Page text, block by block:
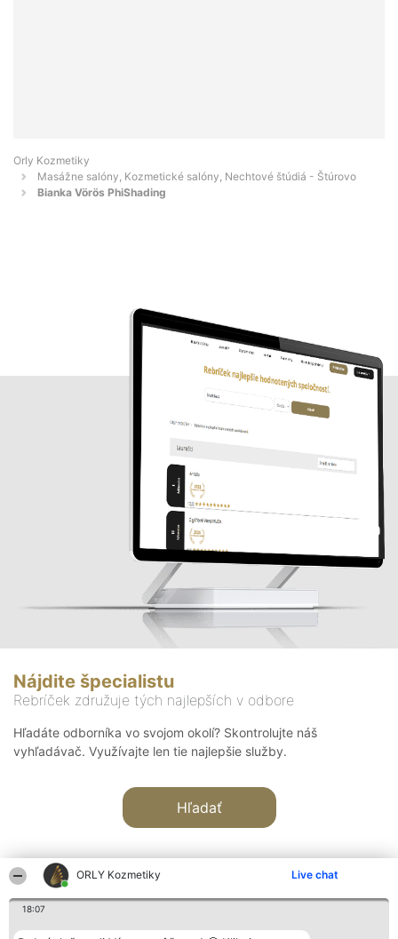
ORLY Kozmetiky Live chat
18:07
Orly Kozmetiky
Masážne salóny, Kozmetické salóny, Nechtové štúdiá - Štúrovo
Bianka Vörös PhiShading
Nájdite špecialistu
Rebríček združuje tých najlepších v odbore
Hľadáte odborníka vo svojom okolí? Skontrolujte náš
vyhľadávač. Využívajte len tie najlepšie služby.
Hľadať